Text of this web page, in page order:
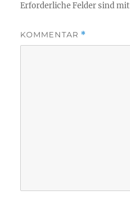
Erforderliche Felder sind mit
KOMMENTAR *